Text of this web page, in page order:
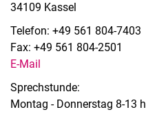
34109 Kassel
Telefon: +49 561 804-7403
Fax: +49 561 804-2501
E-Mail
Sprechstunde:
Montag - Donnerstag 8-13 h